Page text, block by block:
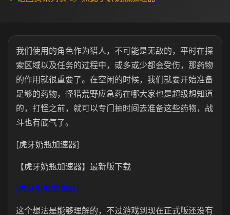
我们使用的角色作为猎人，不可能是无敌的，平时在探
索区域以及任务的过程中，或多或少都会受伤，那药物
的作用就很重要了。在空闲的时候，我们就要开始准备
足够的药物，怪猎荒野应急药在哪大家也是超级想知道
的，打怪之前，就可以专门抽时间去准备这些药物，战
斗也有底气了。
[虎牙奶瓶加速器]
【虎牙奶瓶加速器】最新版下载
[虎牙奶瓶加速器]
这个想法是能够理解的，不过游戏到现在正式版还没有